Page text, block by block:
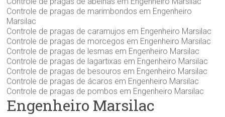
Controle de pragas de marimbondos em Engenheiro
Marsilac
Controle de pragas de caramujos em Engenheiro Marsilac
Controle de pragas de morcegos em Engenheiro Marsilac
Controle de pragas de lesmas em Engenheiro Marsilac
Controle de pragas de lagartixas em Engenheiro Marsilac
Controle de pragas de besouros em Engenheiro Marsilac
Controle de pragas de ácaros em Engenheiro Marsilac
Controle de pragas de pombos em Engenheiro Marsilac
Engenheiro Marsilac